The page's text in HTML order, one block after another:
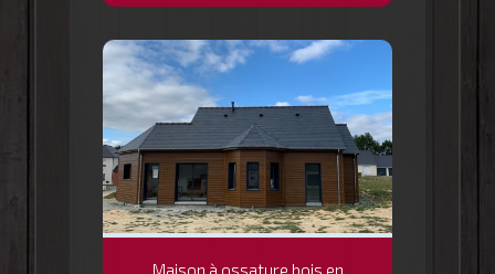
Maison à ossature bois en